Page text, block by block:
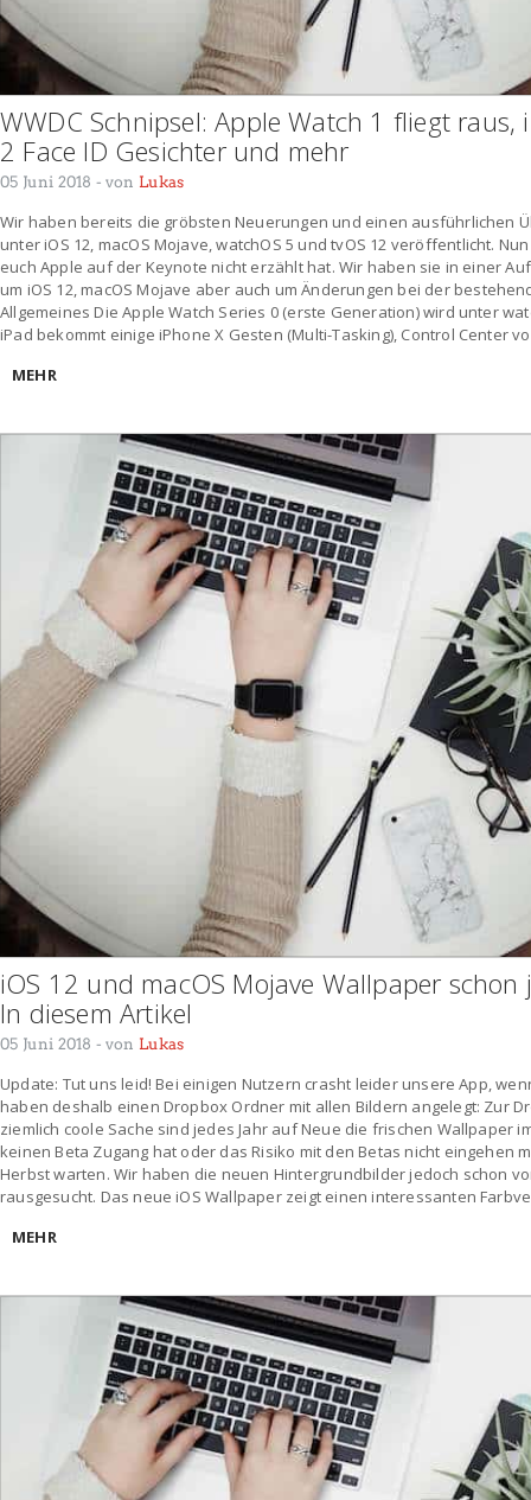
WWDC Schnipsel: Apple Watch 1 fliegt raus,
2 Face ID Gesichter und mehr
05 Juni 2018 - von Lukas
Wir haben bereits die gröbsten Neuerungen und einen ausführlichen
unter iOS 12, macOS Mojave, watchOS 5 und tvOS 12 veröffentlicht.
euch Apple auf der Keynote nicht erzählt hat. Wir haben sie in einer
um iOS 12, macOS Mojave aber auch um Änderungen bei der
Allgemeines Die Apple Watch Series 0 (erste Generation) wird unter
iPad bekommt einige iPhone X Gesten (Multi-Tasking), Control Center
MEHR
iOS 12 und macOS Mojave Wallpaper
In diesem Artikel
05 Juni 2018 - von Lukas
Update: Tut uns leid! Bei einigen Nutzern crasht leider unsere App,
haben deshalb einen Dropbox Ordner mit allen Bildern angelegt: Zur
ziemlich coole Sache sind jedes Jahr auf Neue die frischen Wallpaper
keinen Beta Zugang hat oder das Risiko mit den Betas nicht eingehen
Herbst warten. Wir haben die neuen Hintergrundbilder jedoch schon
rausgesucht. Das neue iOS Wallpaper zeigt einen interessanten
MEHR